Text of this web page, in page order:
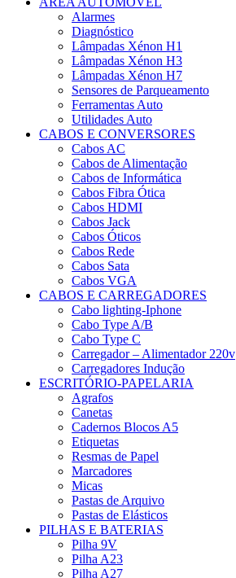
Alarmes
Diagnóstico
Lâmpadas Xénon H1
Lâmpadas Xénon H3
Lâmpadas Xénon H7
Sensores de Parqueamento
Ferramentas Auto
Utilidades Auto
CABOS E CONVERSORES
Cabos AC
Cabos de Alimentação
Cabos de Informática
Cabos Fibra Ótica
Cabos HDMI
Cabos Jack
Cabos Óticos
Cabos Rede
Cabos Sata
Cabos VGA
CABOS E CARREGADORES
Cabo lighting-Iphone
Cabo Type A/B
Cabo Type C
Carregador – Alimentador 220v
Carregadores Indução
ESCRITÓRIO-PAPELARIA
Agrafos
Canetas
Cadernos Blocos A5
Etiquetas
Resmas de Papel
Marcadores
Micas
Pastas de Arquivo
Pastas de Elásticos
PILHAS E BATERIAS
Pilha 9V
Pilha A23
Pilha A27